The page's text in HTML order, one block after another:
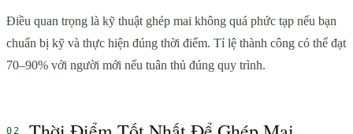
Điều quan trọng là kỹ thuật ghép mai không quá phức tạp nếu bạn
chuẩn bị kỹ và thực hiện đúng thời điểm. Tỉ lệ thành công có thể đạt
70–90% với người mới nếu tuân thủ đúng quy trình.